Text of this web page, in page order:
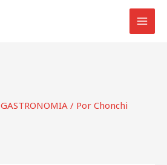
GASTRONOMIA / Por Chonchi